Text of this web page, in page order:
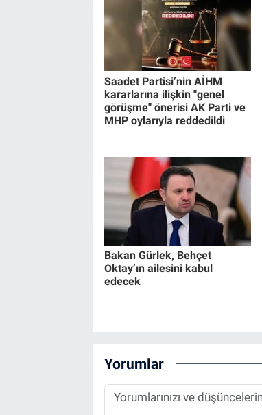
Saadet Partisi’nin AİHM
kararlarına ilişkin "genel
görüşme" önerisi AK Parti ve
MHP oylarıyla reddedildi
Bakan Gürlek, Behçet
Oktay’ın ailesini kabul
edecek
Yorumlar